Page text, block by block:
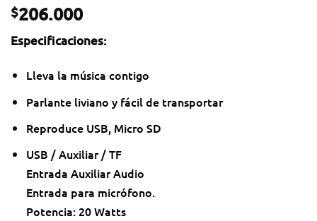
$206.000
Especificaciones:
Lleva la música contigo
Parlante liviano y fácil de transportar
Reproduce USB, Micro SD
USB / Auxiliar / TF
Entrada Auxiliar Audio
Entrada para micrófono.
Potencia: 20 Watts